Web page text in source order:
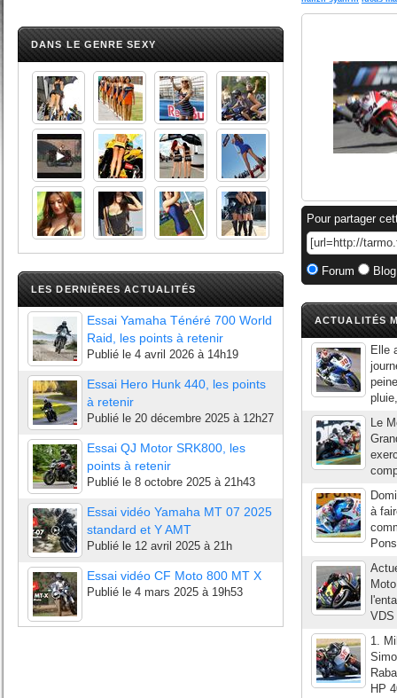
DANS LE GENRE SEXY
LES DERNIÈRES ACTUALITÉS
Essai Yamaha Ténéré 700 World
Raid, les points à retenir
Publié le 4 avril 2026 à 14h19
Essai Hero Hunk 440, les points
à retenir
Publié le 20 décembre 2025 à 12h27
Essai QJ Motor SRK800, les
points à retenir
Publié le 8 octobre 2025 à 21h43
Essai vidéo Yamaha MT 07 2025
standard et Y AMT
Publié le 12 avril 2025 à 21h
Essai vidéo CF Moto 800 MT X
Publié le 4 mars 2025 à 19h53
Pour partager
Forum
ACTUALITÉS
Elle
Le
à
VDS
1.
HP